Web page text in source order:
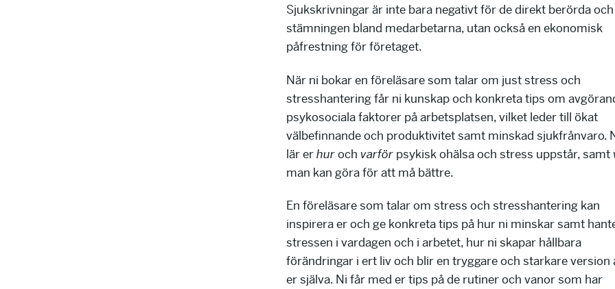
Sjukskrivningar är inte bara negativt för de direkt berörda
stämningen bland medarbetarna, utan också en ekonomisk
påfrestning för företaget.
När ni bokar en föreläsare som talar om just stress och
stresshantering får ni kunskap och konkreta tips om
psykosociala faktorer på arbetsplatsen, vilket leder till ökat
välbefinnande och produktivitet samt minskad sjukfrånvaro.
lär erhuroch varför psykisk ohälsa och stress uppstår, samt
man kan göra för att må bättre.
En föreläsare som talar om stress och stresshantering kan
inspirera er och ge konkreta tips på hur ni minskar samt
stressen i vardagen och i arbetet, hur ni skapar hållbara
förändringar i ert liv och blir en tryggare och starkare version
er själva. Ni får med er tips på de rutiner och vanor som har